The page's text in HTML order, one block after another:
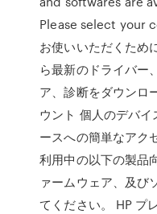
Please select your
お使いいただくため
ら最新のドライバー
ア、診断をダウンロ
ウント 個人のデバ
ースへの簡単なアク
利用中の以下の製品
ァームウェア、及び
てください。 HP プ